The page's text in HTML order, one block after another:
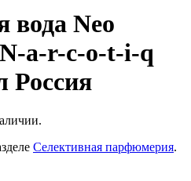
Neo
a-r-c-o-t-i-q
Россия
Селективная парфюмерия.